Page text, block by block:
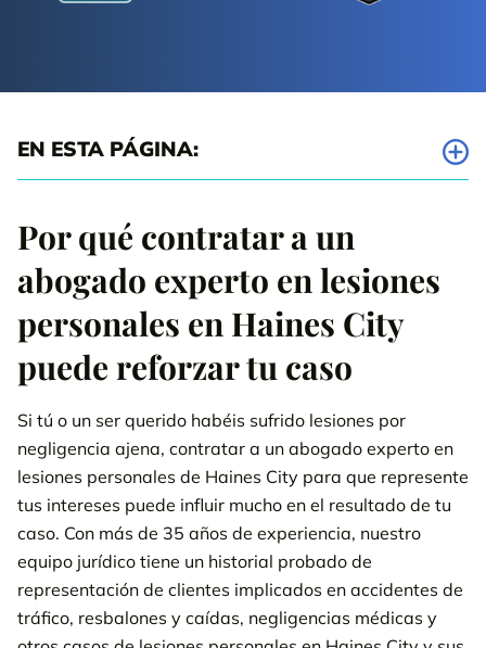
EN ESTA PÁGINA:
City?
Causas comunes de lesiones personales en Haines City, Florida
¿Por qué elegir al equipo de abogados especializados en
lesiones de Abrahamson & Uiterwyk de Haines City?
Cómo contratar a nuestros abogados de lesiones graves de
Haines City puede obtener resultados ganadores e
indemnizaciones más altas
Ejemplos recientes de resolución de casos en Haines City
Qué buscar en un abogado de lesiones personales de Haines
City
7 señales de que debes hablar con un abogado de lesiones
personales de Haines City
Por qué contratar a un
abogado experto en lesiones
personales en Haines City
puede reforzar tu caso
Si tú o un ser querido habéis sufrido lesiones por
negligencia ajena, contratar a un abogado experto en
lesiones personales de Haines City para que represente
tus intereses puede influir mucho en el resultado de tu
caso. Con más de 35 años de experiencia, nuestro
equipo jurídico tiene un historial probado de
representación de clientes implicados en accidentes de
tráfico, resbalones y caídas, negligencias médicas y